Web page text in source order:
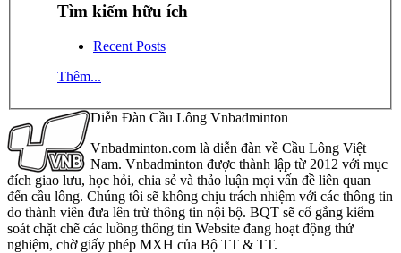
Tìm kiếm hữu ích
Recent Posts
Thêm...
Diễn Đàn Cầu Lông Vnbadminton
Vnbadminton.com là diễn đàn về Cầu Lông Việt
Nam. Vnbadminton được thành lập từ 2012 với mục
đích giao lưu, học hỏi, chia sẻ và thảo luận mọi vấn đề liên quan
đến cầu lông. Chúng tôi sẽ không chịu trách nhiệm với các thông tin
do thành viên đưa lên trừ thông tin nội bộ. BQT sẽ cố gắng kiểm
soát chặt chẽ các luồng thông tin Website đang hoạt động thử
nghiệm, chờ giấy phép MXH của Bộ TT & TT.